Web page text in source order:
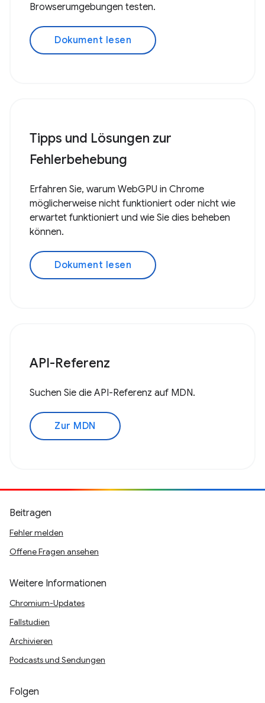
Browserumgebungen testen.
Dokument lesen
Tipps und Lösungen zur
Fehlerbehebung
Erfahren Sie, warum WebGPU in Chrome
möglicherweise nicht funktioniert oder nicht wie
erwartet funktioniert und wie Sie dies beheben
können.
Dokument lesen
API-Referenz
Suchen Sie die API-Referenz auf MDN.
Zur MDN
Beitragen
Fehler melden
Offene Fragen ansehen
Weitere Informationen
Chromium-Updates
Fallstudien
Archivieren
Podcasts und Sendungen
Folgen